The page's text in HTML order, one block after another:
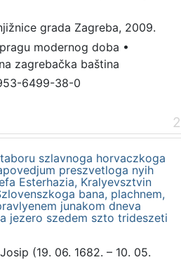
grada Zagreba, 2009.
modernog doba •
zagrebačka baština
6499-38-0
2
szlavnoga horvaczkoga
preszvetloga nyih
Esterhazia, Kralyevsztvin
bana, plachnem,
junakom dneva
jezero szedem szto trideszeti
(19. 06. 1682. – 10. 05.